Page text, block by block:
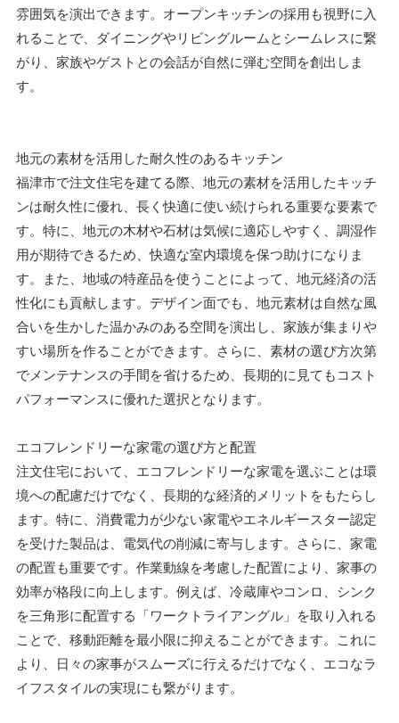
雰囲気を演出できます。オープンキッチンの採用も視野に入
れることで、ダイニングやリビングルームとシームレスに繋
がり、家族やゲストとの会話が自然に弾む空間を創出しま
す。
地元の素材を活用した耐久性のあるキッチン
福津市で注文住宅を建てる際、地元の素材を活用したキッチ
ンは耐久性に優れ、長く快適に使い続けられる重要な要素で
す。特に、地元の木材や石材は気候に適応しやすく、調湿作
用が期待できるため、快適な室内環境を保つ助けになりま
す。また、地域の特産品を使うことによって、地元経済の活
性化にも貢献します。デザイン面でも、地元素材は自然な風
合いを生かした温かみのある空間を演出し、家族が集まりや
すい場所を作ることができます。さらに、素材の選び方次第
でメンテナンスの手間を省けるため、長期的に見てもコスト
パフォーマンスに優れた選択となります。
エコフレンドリーな家電の選び方と配置
注文住宅において、エコフレンドリーな家電を選ぶことは環
境への配慮だけでなく、長期的な経済的メリットをもたらし
ます。特に、消費電力が少ない家電やエネルギースター認定
を受けた製品は、電気代の削減に寄与します。さらに、家電
の配置も重要です。作業動線を考慮した配置により、家事の
効率が格段に向上します。例えば、冷蔵庫やコンロ、シンク
を三角形に配置する「ワークトライアングル」を取り入れる
ことで、移動距離を最小限に抑えることができます。これに
より、日々の家事がスムーズに行えるだけでなく、エコなラ
イフスタイルの実現にも繋がります。